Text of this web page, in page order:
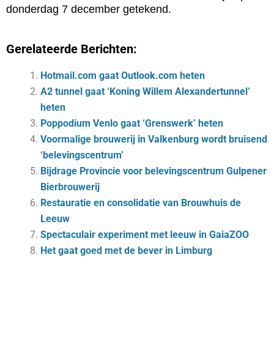
donderdag 7 december getekend.
Gerelateerde Berichten:
Hotmail.com gaat Outlook.com heten
A2 tunnel gaat ‘Koning Willem Alexandertunnel’
heten
Poppodium Venlo gaat ‘Grenswerk’ heten
Voormalige brouwerij in Valkenburg wordt bruisend
‘belevingscentrum’
Bijdrage Provincie voor belevingscentrum Gulpener
Bierbrouwerij
Restauratie en consolidatie van Brouwhuis de
Leeuw
Spectaculair experiment met leeuw in GaiaZOO
Het gaat goed met de bever in Limburg